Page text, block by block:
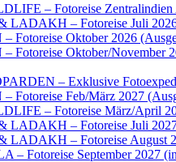
– Fotoreise
LADAKH – Fotoreise Juli
Fotoreise Oktober 2026
Fotoreise Oktober/November
– Exklusive
Fotoreise Feb/März 2027
– Fotoreise März/April
LADAKH – Fotoreise Juli
LADAKH – Fotoreise August
– Fotoreise September 2027